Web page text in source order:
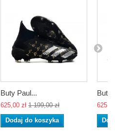
Buty Paul...
625,00 zł 1 199,00 zł
Dodaj do koszyka
Buty